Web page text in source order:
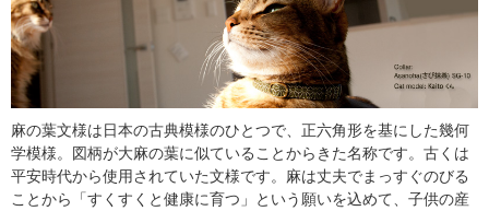
麻の葉文様は日本の古典模様のひとつで、正六角形を基にした幾何
学模様。図柄が大麻の葉に似ていることからきた名称です。古くは
平安時代から使用されていた文様です。麻は丈夫でまっすぐのびる
ことから「すくすくと健康に育つ」という願いを込めて、子供の産